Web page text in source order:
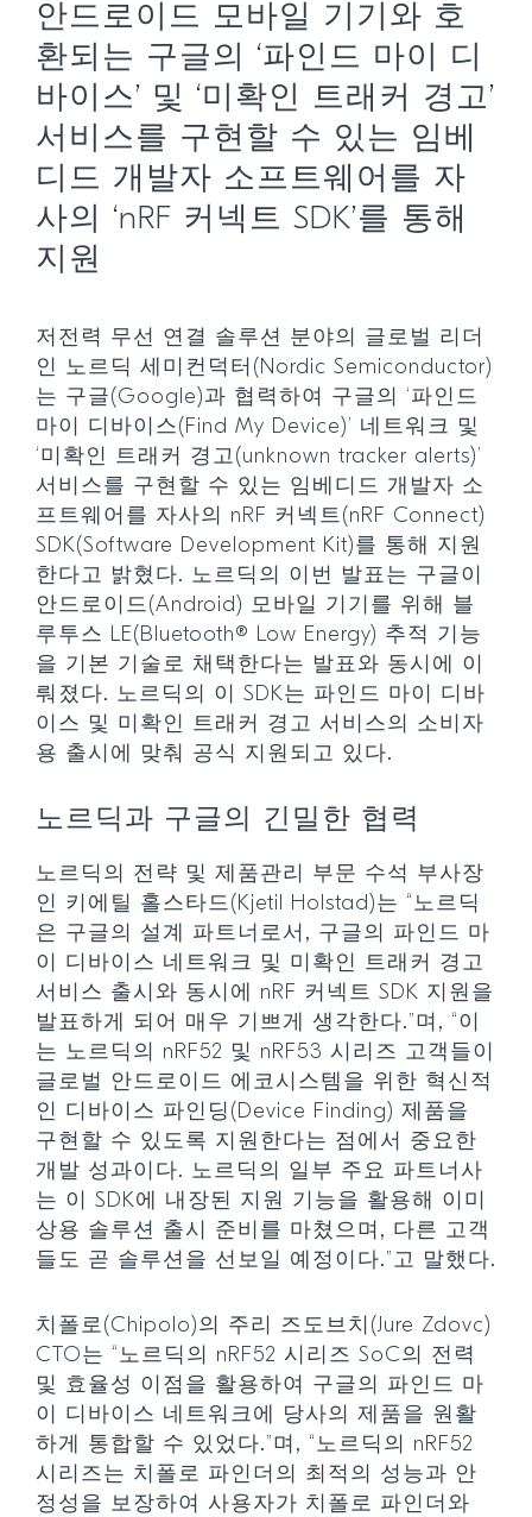
안드로이드 모바일 기기와 호
환되는 구글의 ‘파인드 마이 디
바이스’ 및 ‘미확인 트래커 경고’
서비스를 구현할 수 있는 임베
디드 개발자 소프트웨어를 자
사의 ‘nRF 커넥트 SDK’를 통해
지원
저전력 무선 연결 솔루션 분야의 글로벌 리더
인 노르딕 세미컨덕터(Nordic Semiconductor)
는 구글(Google)과 협력하여 구글의 ‘파인드
마이 디바이스(Find My Device)’ 네트워크 및
‘미확인 트래커 경고(unknown tracker alerts)’
서비스를 구현할 수 있는 임베디드 개발자 소
프트웨어를 자사의 nRF 커넥트(nRF Connect)
SDK(Software Development Kit)를 통해 지원
한다고 밝혔다. 노르딕의 이번 발표는 구글이
안드로이드(Android) 모바일 기기를 위해 블
루투스 LE(Bluetooth® Low Energy) 추적 기능
을 기본 기술로 채택한다는 발표와 동시에 이
뤄졌다. 노르딕의 이 SDK는 파인드 마이 디바
이스 및 미확인 트래커 경고 서비스의 소비자
용 출시에 맞춰 공식 지원되고 있다.
노르딕과 구글의 긴밀한 협력
노르딕의 전략 및 제품관리 부문 수석 부사장
인 키에틸 홀스타드(Kjetil Holstad)는 “노르딕
은 구글의 설계 파트너로서, 구글의 파인드 마
이 디바이스 네트워크 및 미확인 트래커 경고
서비스 출시와 동시에 nRF 커넥트 SDK 지원을
발표하게 되어 매우 기쁘게 생각한다.”며, “이
는 노르딕의 nRF52 및 nRF53 시리즈 고객들이
글로벌 안드로이드 에코시스템을 위한 혁신적
인 디바이스 파인딩(Device Finding) 제품을
구현할 수 있도록 지원한다는 점에서 중요한
개발 성과이다. 노르딕의 일부 주요 파트너사
는 이 SDK에 내장된 지원 기능을 활용해 이미
상용 솔루션 출시 준비를 마쳤으며, 다른 고객
들도 곧 솔루션을 선보일 예정이다.”고 말했다.
치폴로(Chipolo)의 주리 즈도브치(Jure Zdovc)
CTO는 “노르딕의 nRF52 시리즈 SoC의 전력
및 효율성 이점을 활용하여 구글의 파인드 마
이 디바이스 네트워크에 당사의 제품을 원활
하게 통합할 수 있었다.”며, “노르딕의 nRF52
시리즈는 치폴로 파인더의 최적의 성능과 안
정성을 보장하여 사용자가 치폴로 파인더와